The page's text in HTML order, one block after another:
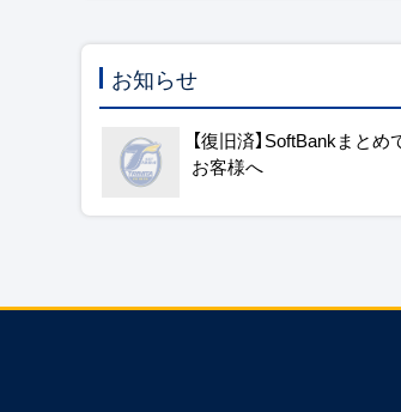
お知らせ
【復旧済】SoftBankまと
お客様へ